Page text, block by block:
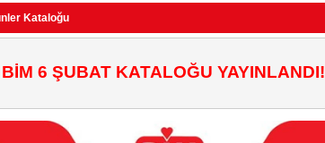
Kataloğu
BİM 6 ŞUBAT KATALOĞU YAYINLANDI!